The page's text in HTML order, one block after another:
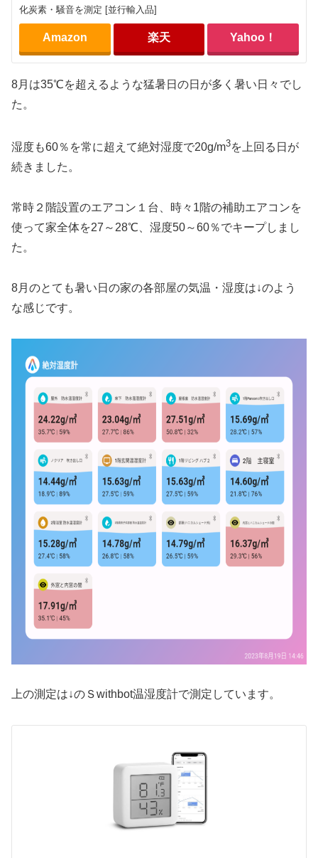
化炭素・騒音を測定 [並行輸入品]
Amazon 楽天 Yahoo！
8月は35℃を超えるような猛暑日の日が多く暑い日々でし
た。
湿度も60％を常に超えて絶対湿度で20g/m3を上回る日が
続きました。
常時２階設置のエアコン１台、時々1階の補助エアコンを
使って家全体を27～28℃、湿度50～60％でキープしまし
た。
8月のとても暑い日の家の各部屋の気温・湿度は↓のよう
な感じです。
上の測定は↓のＳwithbot温湿度計で測定しています。